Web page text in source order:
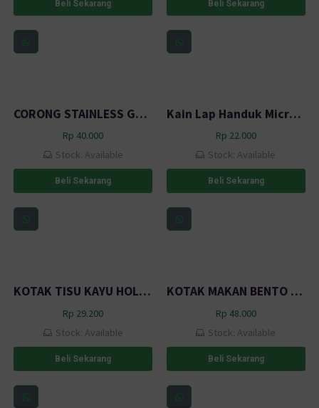
Beli Sekarang Beli Sekarang
CORONG STAINLESS GAGANG SERBAGUNA 11CM BP1
Rp 40.000
Stock: Available
Beli Sekarang
Kain Lap Handuk Microfiber 800gsm 45 x 38 cm Multi-Color
Rp 22.000
Stock: Available
Beli Sekarang
KOTAK TISU KAYU HOLDER SMARTPHONE ZJ008
Rp 29.200
Stock: Available
Beli Sekarang
KOTAK MAKAN BENTO LUNCH BOX LIPAT F HEALTHY LUNCH BOX 3 PCS
Rp 48.000
Stock: Available
Beli Sekarang